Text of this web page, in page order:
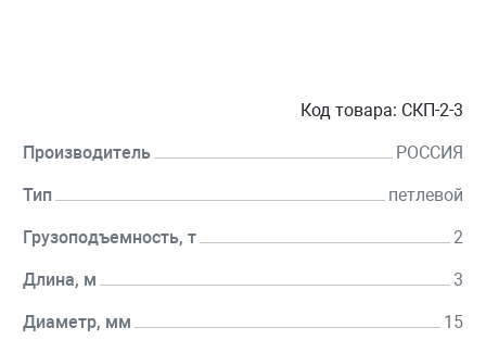
Код товара: СКП-2-3
Производитель РОССИЯ
Тип петлевой
Грузоподъемность, т 2
Длина, м 3
Диаметр, мм 15